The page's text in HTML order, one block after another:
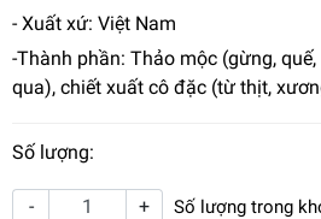
- Xuất xứ: Việt Nam
-Thành phần: Thảo mộc (gừng,
qua), chiết xuất cô đặc (từ thịt,
Số lượng:
- + Số lượng trong